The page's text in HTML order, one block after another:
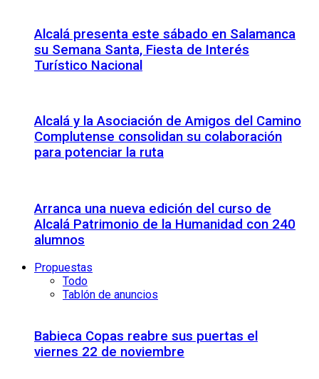
Alcalá presenta este sábado en Salamanca
su Semana Santa, Fiesta de Interés
Turístico Nacional
Alcalá y la Asociación de Amigos del Camino
Complutense consolidan su colaboración
para potenciar la ruta
Arranca una nueva edición del curso de
Alcalá Patrimonio de la Humanidad con 240
alumnos
Propuestas
Todo
Tablón de anuncios
Babieca Copas reabre sus puertas el
viernes 22 de noviembre